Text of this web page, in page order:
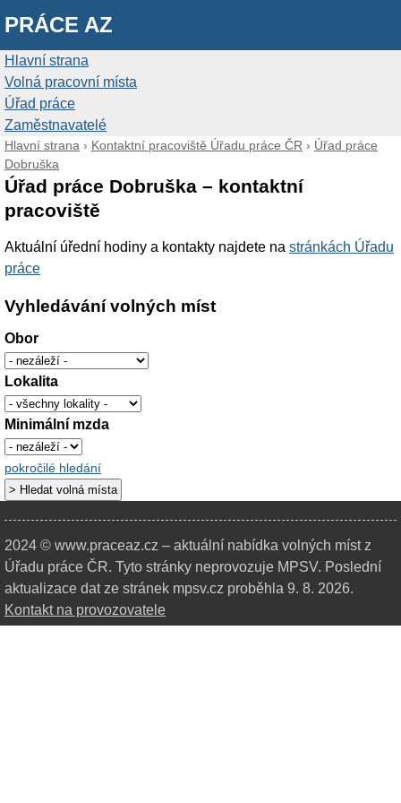
PRÁCE AZ
Hlavní strana
Volná pracovní místa
Úřad práce
Zaměstnavatelé
Hlavní strana › Kontaktní pracoviště Úřadu práce ČR › Úřad práce
Dobruška
Úřad práce Dobruška – kontaktní
pracoviště
Aktuální úřední hodiny a kontakty najdete na stránkách Úřadu
práce
Vyhledávání volných míst
Obor
Lokalita
Minimální mzda
pokročilé hledání
2024 © www.praceaz.cz – aktuální nabídka volných míst z
Úřadu práce ČR. Tyto stránky neprovozuje MPSV. Poslední
aktualizace dat ze stránek mpsv.cz proběhla 9. 8. 2026.
Kontakt na provozovatele